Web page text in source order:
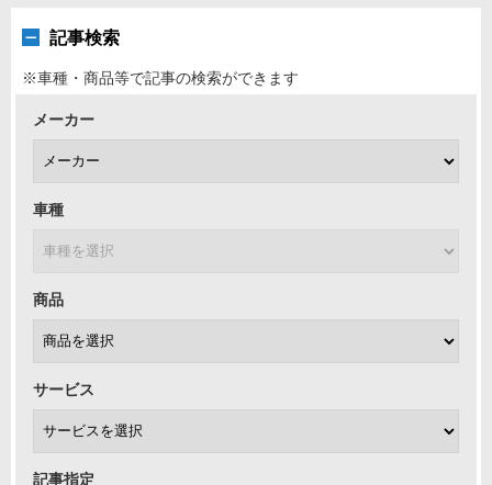
(^^)
2026年7月25日 スタッフ 日記
ジムニーノマド JC74Wをリフ...
いつも “ コクピット荒井 スタッフ日記 ”をご覧頂き誠にあり
がと...
2026年7月24日
ハイエースの9型に新商品のレカロ...
がと...
記事検索
※車種・商品等で記事の検索ができます
メーカー
車種
商品
サービス
記事指定